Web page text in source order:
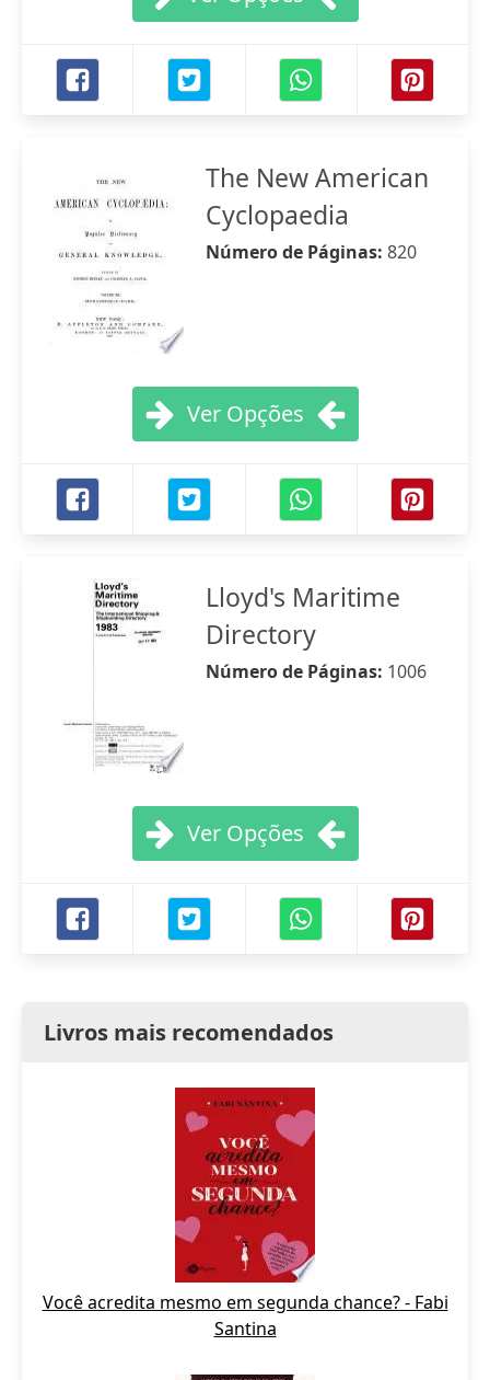
The New American
Cyclopaedia
Número de Páginas: 820
Ver Opções
Lloyd's Maritime
Directory
Número de Páginas: 1006
Ver Opções
Livros mais recomendados
Você acredita mesmo em segunda chance? - Fabi
Santina